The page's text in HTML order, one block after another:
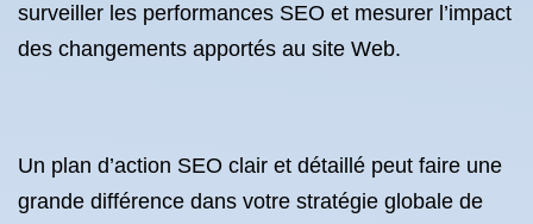
surveiller les performances SEO et mesurer l’impact
des changements apportés au site Web.
Un plan d’action SEO clair et détaillé peut faire une
grande différence dans votre stratégie globale de